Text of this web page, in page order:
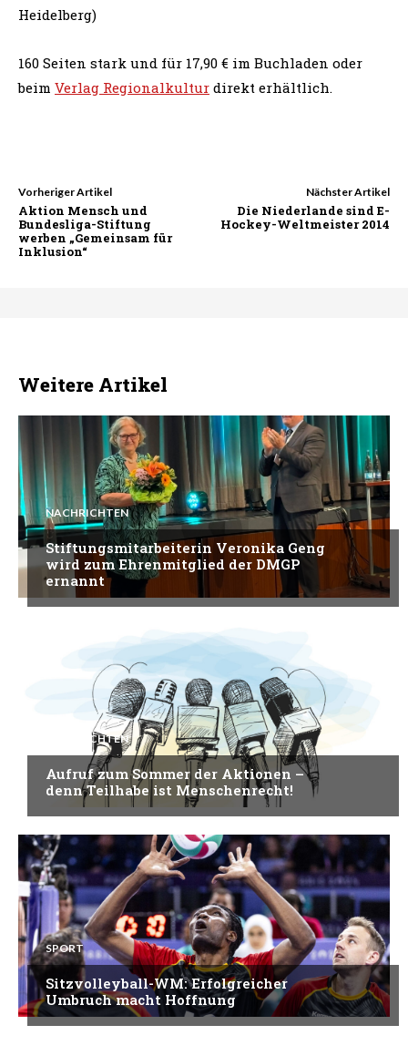
Heidelberg)
160 Seiten stark und für 17,90 € im Buchladen oder
beim Verlag Regionalkultur direkt erhältlich.
Vorheriger Artikel
Aktion Mensch und
Bundesliga-Stiftung
werben „Gemeinsam für
Inklusion“
Nächster Artikel
Die Niederlande sind E-
Hockey-Weltmeister 2014
Weitere Artikel
NACHRICHTEN
Stiftungsmitarbeiterin Veronika Geng
wird zum Ehrenmitglied der DMGP
ernannt
NACHRICHTEN
Aufruf zum Sommer der Aktionen –
denn Teilhabe ist Menschenrecht!
SPORT
Sitzvolleyball-WM: Erfolgreicher
Umbruch macht Hoffnung